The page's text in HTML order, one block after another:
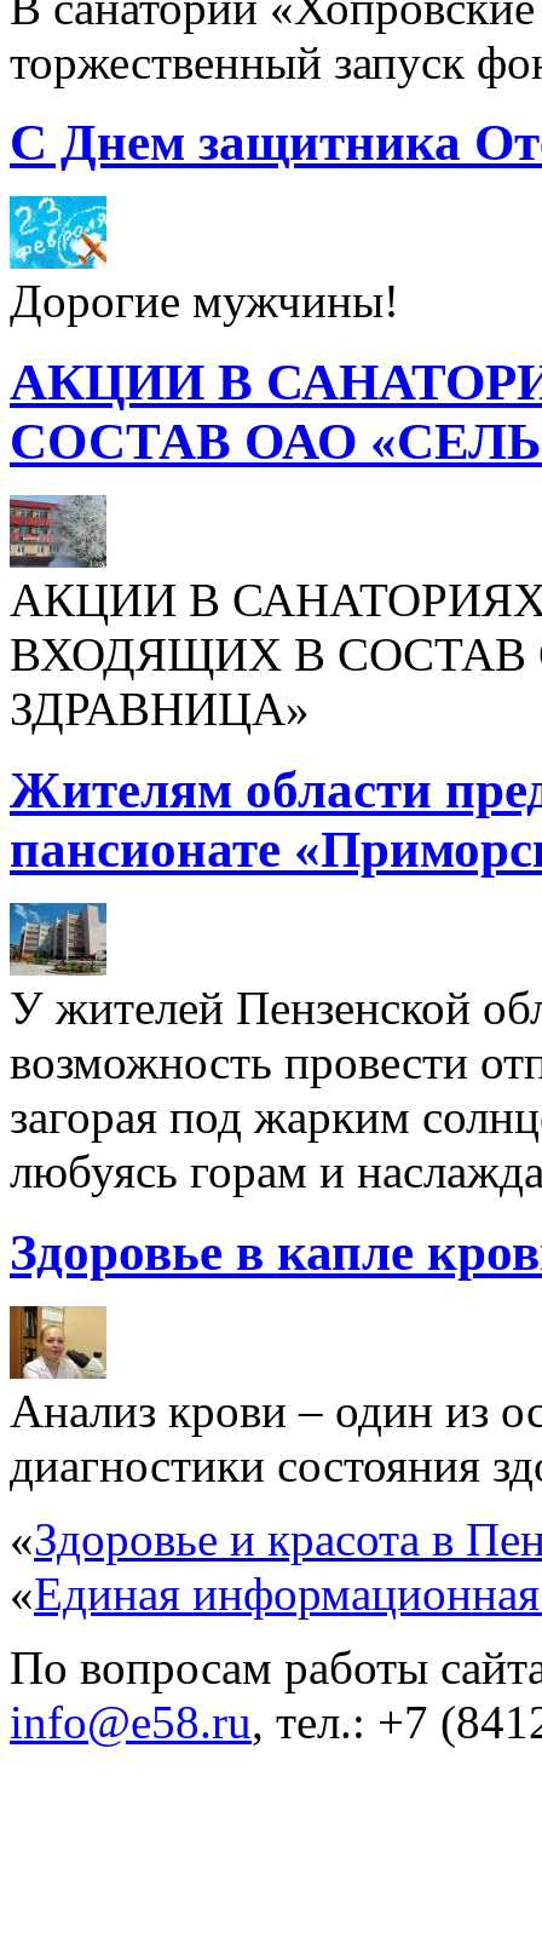
торжественный запуск
С Днем защитника
Дорогие мужчины!
АКЦИИ В
СОСТАВ ОАО
АКЦИИ В
ВХОДЯЩИХ В СОСТАВ
ЗДРАВНИЦА»
Жителям области
пансионате
У жителей Пензенской
возможность провести
загорая под жарким
любуясь горам и
Здоровье в капле
Анализ крови – один из
диагностики состояния
«Здоровье и красота в
«Единая
По вопросам работы
info@e58.ru, тел.: +7